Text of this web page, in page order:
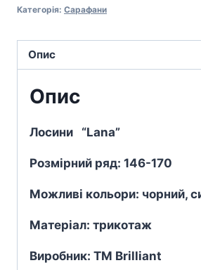
Категорія: Сарафани
Опис
Опис
Лосини “Lana”
Розмірний ряд: 146-170
Можливі кольори: чорний,
Матеріал: трикотаж
Виробник: TM Brilliant